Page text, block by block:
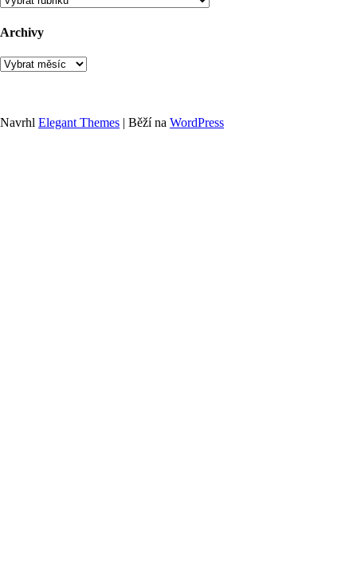
Archivy
Archivy
Navrhl Elegant Themes | Běží na WordPress